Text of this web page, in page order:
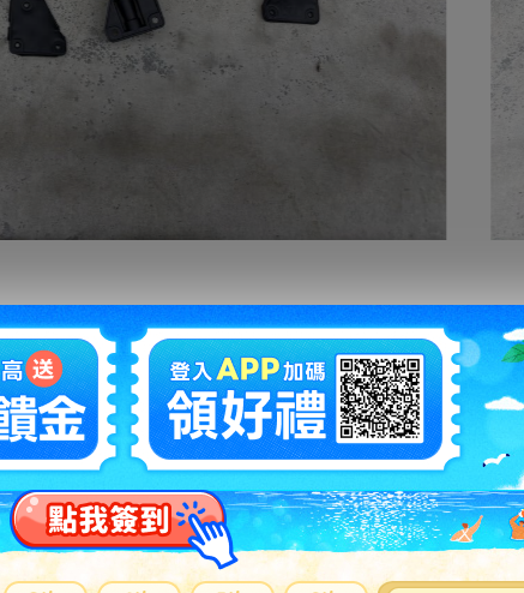
拍賣編號 ：p1229957445
商品新舊
：有傷損和汙損(在描述中說明)(說明)
自動延長
：有